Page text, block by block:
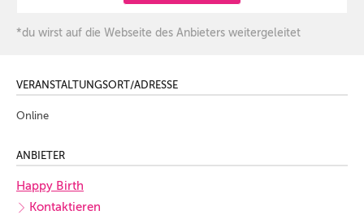
*du wirst auf die Webseite des Anbieters weitergeleitet
VERANSTALTUNGSORT/ADRESSE
Online
ANBIETER
Happy Birth
Kontaktieren